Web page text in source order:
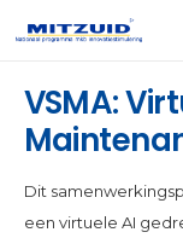
VSMA:
Dit
een virtuele AI